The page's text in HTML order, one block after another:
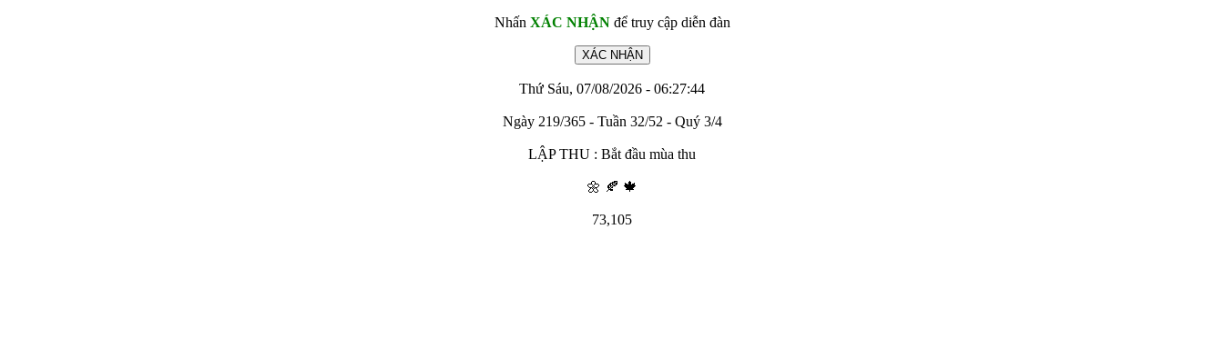
Nhấn XÁC NHẬNđể truy cập diễn đàn
Thứ Sáu, 07/08/2026 - 06:27:44
Ngày 219/365 - Tuần 32/52 - Quý 3/4
LẬP THU : Bắt đầu mùa thu
🌼 🍂 🍁
73,105